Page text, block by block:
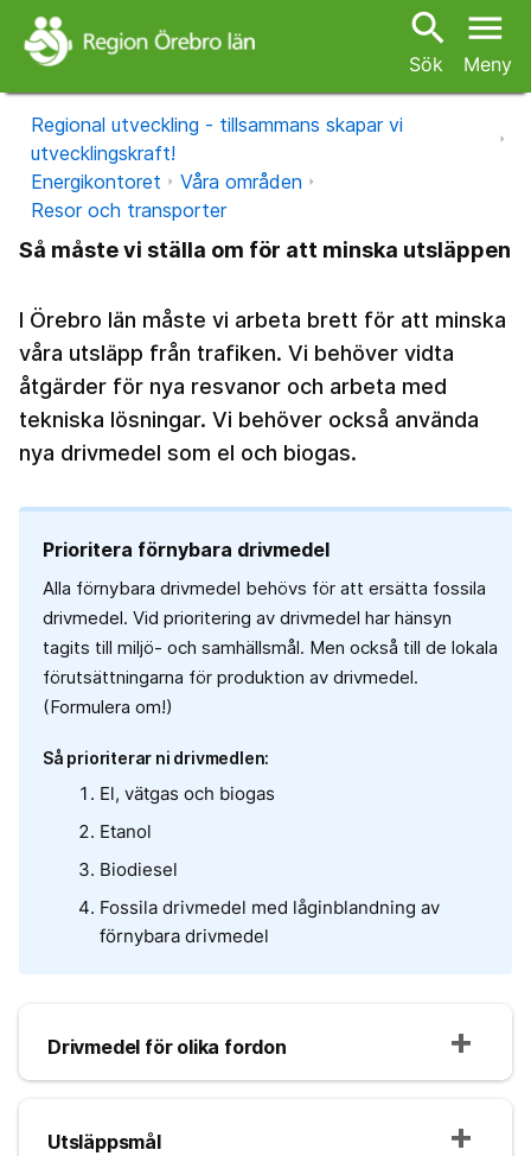
search
Sök
menu
Meny
Regional utveckling - tillsammans skapar vi
utvecklingskraft!
Energikontoret
Våra områden
Resor och transporter
Så måste vi ställa om för att minska utsläppen
I Örebro län måste vi arbeta brett för att minska
våra utsläpp från trafiken. Vi behöver vidta
åtgärder för nya resvanor och arbeta med
tekniska lösningar. Vi behöver också använda
nya drivmedel som el och biogas.
Prioritera förnybara drivmedel
Alla förnybara drivmedel behövs för att ersätta fossila
drivmedel. Vid prioritering av drivmedel har hänsyn
tagits till miljö- och samhällsmål. Men också till de lokala
förutsättningarna för produktion av drivmedel.
(Formulera om!)
Så prioriterar ni drivmedlen:
El, vätgas och biogas
Etanol
Biodiesel
Fossila drivmedel med låginblandning av
förnybara drivmedel
Drivmedel för olika fordon
Utsläppsmål